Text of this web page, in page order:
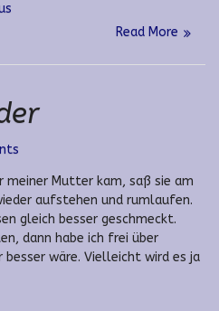
Read More
meiner Mutter kam, saß sie am
aufstehen und rumlaufen.
gleich besser geschmeckt.
dann habe ich frei über
wäre. Vielleicht wird es ja